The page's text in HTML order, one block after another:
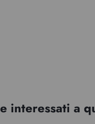
interessati a